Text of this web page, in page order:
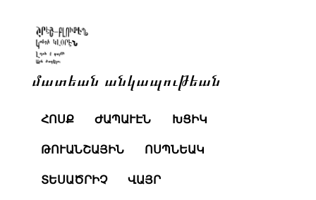
մատեան անկապութեան
ՀՈՍՔ ԺԱՊԱՒԷՆ ԽՑԻԿ
ԹՈՒԱՆՇԱՅԻՆ ՈՍՊՆԵԱԿ
ՏԵՍԱԾՐԻՉ ՎԱՅՐ